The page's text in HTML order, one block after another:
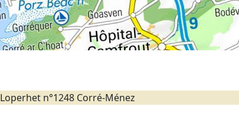
Loperhet n°1248 Corré-Ménez